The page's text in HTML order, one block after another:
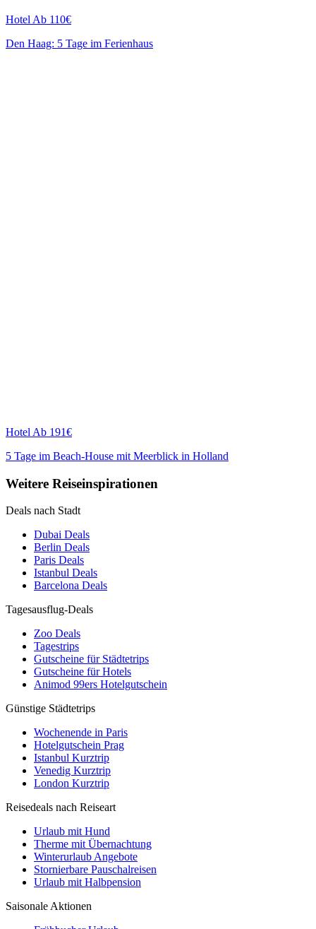
Hotel Ab 110€
Den Haag: 5 Tage im Ferienhaus
Hotel Ab 191€
5 Tage im Beach-House mit Meerblick in Holland
Weitere Reiseinspirationen
Deals nach Stadt
Dubai Deals
Berlin Deals
Paris Deals
Istanbul Deals
Barcelona Deals
Tagesausflug-Deals
Zoo Deals
Tagestrips
Gutscheine für Städtetrips
Gutscheine für Hotels
Animod 99ers Hotelgutschein
Günstige Städtetrips
Wochenende in Paris
Hotelgutschein Prag
Istanbul Kurztrip
Venedig Kurztrip
London Kurztrip
Reisedeals nach Reiseart
Urlaub mit Hund
Therme mit Übernachtung
Winterurlaub Angebote
Stornierbare Pauschalreisen
Urlaub mit Halbpension
Saisonale Aktionen